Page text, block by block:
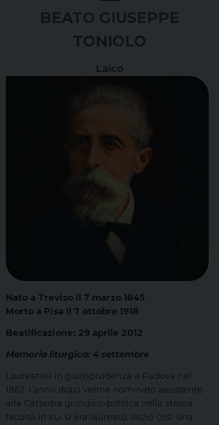
BEATO GIUSEPPE
TONIOLO
Laico
Nato a Treviso il 7 marzo 1845
Morto a Pisa il 7 ottobre 1918
Beatificazione: 29 aprile 2012
Memoria liturgica: 4 settembre
Laureatosi in giurisprudenza a Padova nel
1867, l’anno dopo venne nominato assistente
alla Cattedra giuridico-politica nella stessa
facoltà in cui si era laureato. Iniziò così una